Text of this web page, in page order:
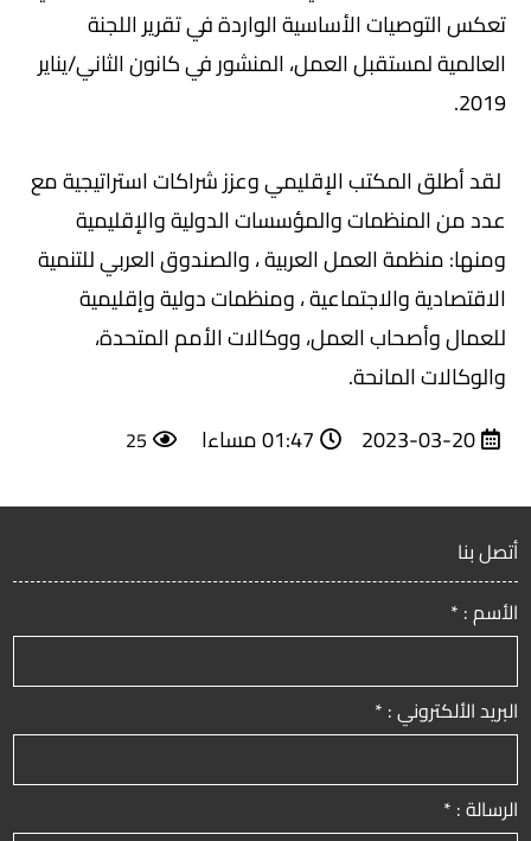
تعكس التوصيات الأساسية الواردة في تقرير اللجنة
العالمية لمستقبل العمل، المنشور في كانون الثاني/يناير
2019.
لقد أطلق المكتب الإقليمي وعزز شراكات استراتيجية مع
عدد من المنظمات والمؤسسات الدولية والإقليمية
ومنها: منظمة العمل العربية ، والصندوق العربي للتنمية
الاقتصادية والاجتماعية ، ومنظمات دولية وإقليمية
للعمال وأصحاب العمل، ووكالات الأمم المتحدة،
والوكالات المانحة.
2023-03-20
01:47 مساءا 25
أتصل بنا
الأسم : *
البريد الألكتروني : *
الرسالة : *